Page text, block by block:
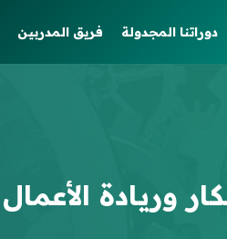
دوراتنا المجدولة فريق المدربين
وريادة الأعمال